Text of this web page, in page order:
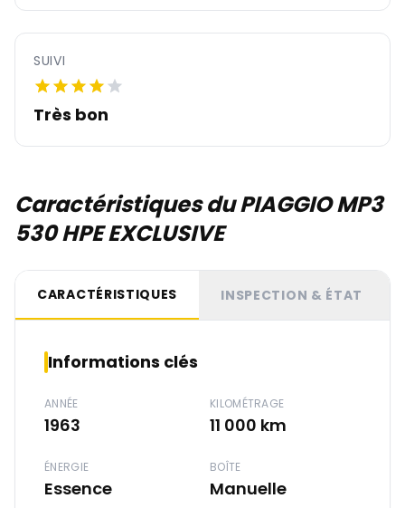
SUIVI
Très bon
Caractéristiques du PIAGGIO MP3
530 HPE EXCLUSIVE
CARACTÉRISTIQUES INSPECTION & ÉTAT
Informations clés
ANNÉE
1963
KILOMÉTRAGE
11 000 km
ÉNERGIE
Essence
BOÎTE
Manuelle